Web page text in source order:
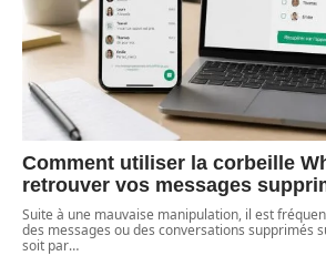
Comment utiliser la corbeille
retrouver vos messages
Suite à une mauvaise manipulation, il est
des messages ou des conversations supprimés
soit par…